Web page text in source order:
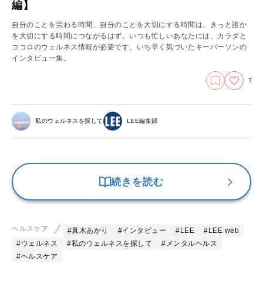
編】
自分のことを労わる時間、自分のことを大切にする時間は、きっと誰か
を大切にする時間につながるはず。いつも忙しいあなたには、カラダと
ココロのウェルネス情報が必要です。いち早く気づいたキーパーソンの
インタビュー集。
7
私のウェルネスを探して LEE編集部
続きを読む
ヘルスケア #真木あかり #インタビュー #LEE
#LEE web
#ウェルネス
#私のウェルネスを探して
#メンタルヘルス
#ヘルスケア